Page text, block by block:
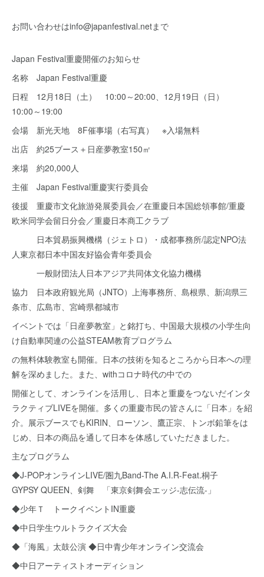
お問い合わせはinfo@japanfestival.netまで
Japan Festival重慶開催のお知らせ
名称 Japan Festival重慶
日程 12月18日（土） 10:00～20:00、12月19日（日）
10:00～19:00
会場 新光天地 8F催事場（右写真） ※入場無料
出店 約25ブース＋日産夢教室150㎡
来場 約20,000人
主催 Japan Festival重慶実行委員会
後援 重慶市文化旅游発展委員会／在重慶日本国総領事館/重慶
欧米同学会留日分会／重慶日本商工クラブ
日本貿易振興機構（ジェトロ）・成都事務所/認定NPO法
人東京都日本中国友好協会青年委員会
一般財団法人日本アジア共同体文化協力機構
協力 日本政府観光局（JNTO）上海事務所、島根県、新潟県三
条市、広島市、宮崎県都城市
イベントでは「日産夢教室」と銘打ち、中国最大規模の小学生向
け自動車関連の公益STEAM教育プログラム
の無料体験教室も開催。日本の技術を知るところから日本への理
解を深めました。また、withコロナ時代の中での
開催として、オンラインを活用し、日本と重慶をつないだインタ
ラクティブLIVEを開催。多くの重慶市民の皆さんに「日本」を紹
介。展示ブースでもKIRIN、ローソン、鷹正宗、トンボ鉛筆をは
じめ、日本の商品を通して日本を体感していただきました。
主なプログラム
◆J-POPオンラインLIVE/圏九Band-The A.I.R-Feat.桐子
GYPSY QUEEN、剣舞 「東京剣舞会エッジ-志伝流-」
◆少年Ｔ トークイベントIN重慶
◆中日学生ウルトラクイズ大会
◆「海風」太鼓公演 ◆日中青少年オンライン交流会
◆中日アーティストオーディション